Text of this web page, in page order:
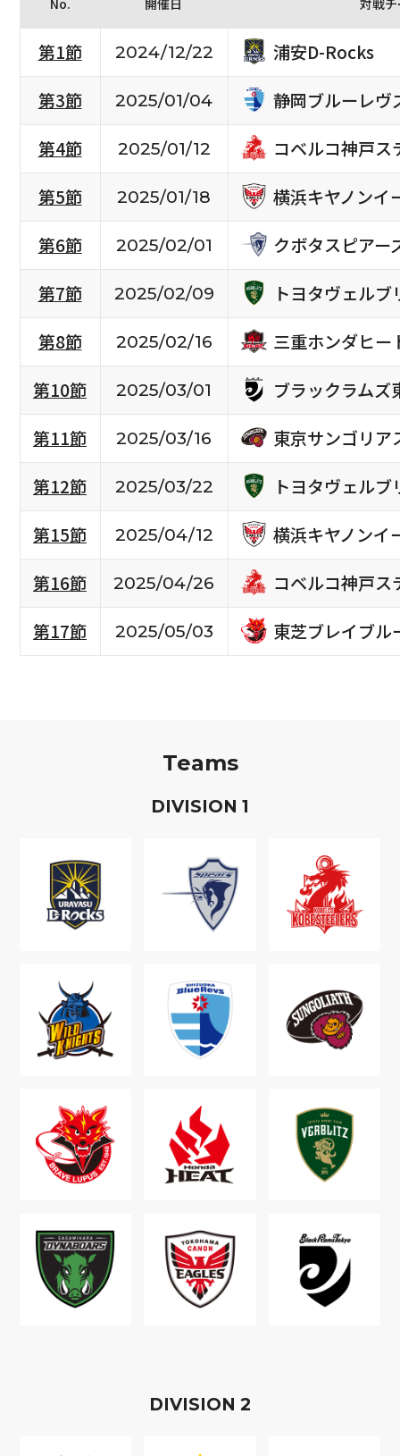
No. 開催日 対戦
第1節 2024/12/22
浦安D-Rocks
第3節
2025/01/04
静岡ブルーレヴ
第4節
2025/01/12
コベルコ神戸ス
第5節
2025/01/18
横浜キヤノンイ
第6節
2025/02/01
クボタスピアー
第7節
2025/02/09
トヨタヴェルブ
第8節
2025/02/16
三重ホンダヒー
第10節
2025/03/01
ブラックラムズ
第11節
2025/03/16
東京サンゴリア
第12節
2025/03/22
トヨタヴェルブ
第15節
2025/04/12
横浜キヤノンイ
第16節
2025/04/26
コベルコ神戸ス
第17節
2025/05/03 東芝ブレイブル
Teams
DIVISION 1
DIVISION 2